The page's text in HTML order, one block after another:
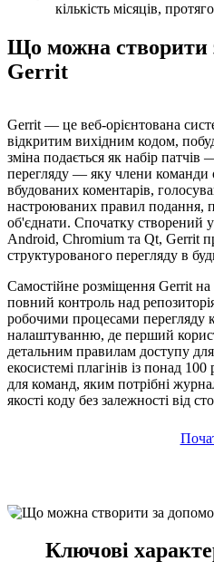
кількість місяців,
Що можна створити
Gerrit
Gerrit — це веб-орієнтована
відкритим вихідним кодом,
зміна подається як набір
перегляду — яку члени
вбудованих коментарів,
настроюваних правил подання,
об'єднати. Спочатку створений
Android, Chromium та Qt, Gerrit
структурованого перегляду в
Самостійне розміщення Gerrit
повний контроль над
робочими процесами перегляду
налаштуванню, де перший
детальним правилам доступу
екосистемі плагінів із понад
для команд, яким потрібні
якості коду без залежності від
Ключові